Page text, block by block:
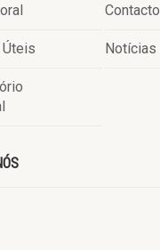
Contacto
Notícias